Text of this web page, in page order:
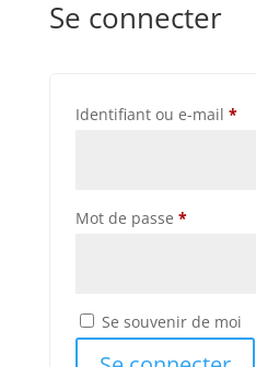
Se connecter
Identifiant ou e-mail *
Mot de passe *
Se souvenir de moi